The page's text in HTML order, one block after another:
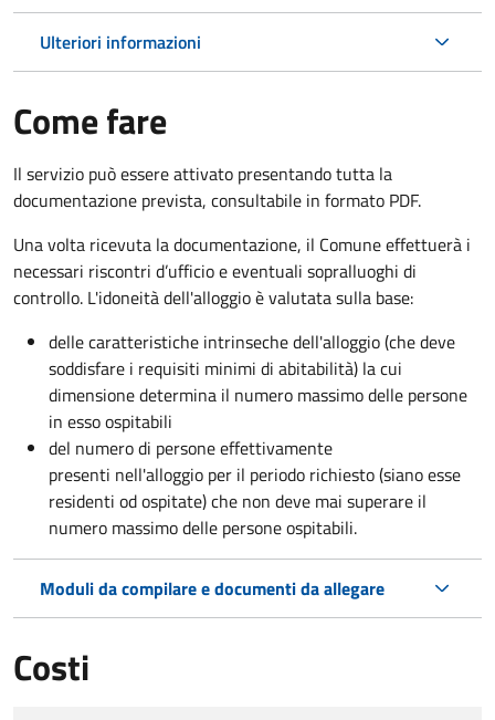
Ulteriori informazioni
Come fare
Il servizio può essere attivato presentando tutta la
documentazione prevista, consultabile in formato PDF.
Una volta ricevuta la documentazione, il Comune effettuerà i
necessari riscontri d’ufficio e eventuali sopralluoghi di
controllo. L'idoneità dell'alloggio è valutata sulla base:
delle caratteristiche intrinseche dell'alloggio (che deve
soddisfare i requisiti minimi di abitabilità) la cui
dimensione determina il numero massimo delle persone
in esso ospitabili
del numero di persone effettivamente
presenti nell'alloggio per il periodo richiesto (siano esse
residenti od ospitate) che non deve mai superare il
numero massimo delle persone ospitabili.
Moduli da compilare e documenti da allegare
Costi